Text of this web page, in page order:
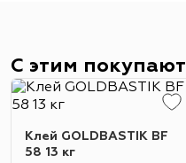
С этим покупают
Клей GOLDBASTIK BF
58 13 кг